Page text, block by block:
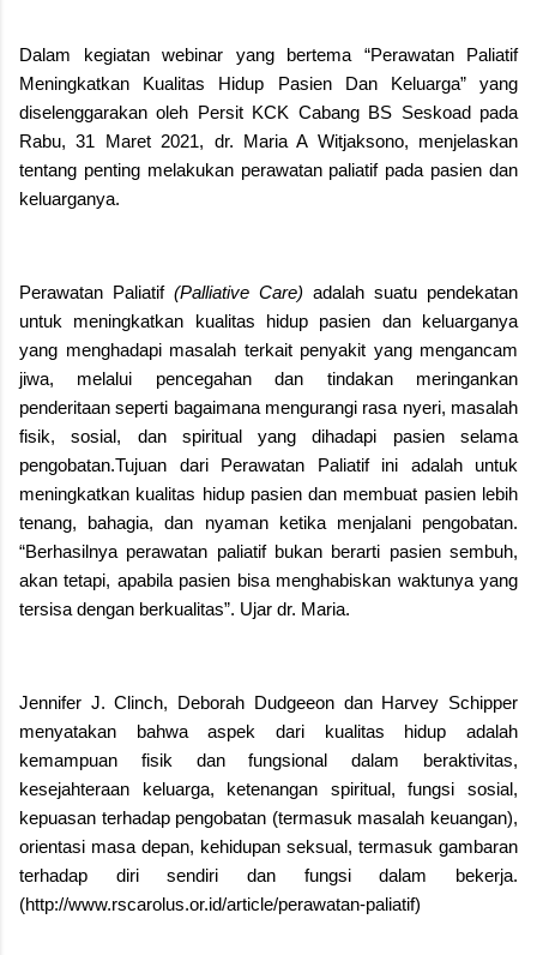
Dalam kegiatan webinar yang bertema “Perawatan Paliatif
Meningkatkan Kualitas Hidup Pasien Dan Keluarga” yang
diselenggarakan oleh Persit KCK Cabang BS Seskoad pada
Rabu, 31 Maret 2021, dr. Maria A Witjaksono, menjelaskan
tentang penting melakukan perawatan paliatif pada pasien dan
keluarganya.
Perawatan Paliatif (Palliative Care) adalah suatu pendekatan
untuk meningkatkan kualitas hidup pasien dan keluarganya
yang menghadapi masalah terkait penyakit yang mengancam
jiwa, melalui pencegahan dan tindakan meringankan
penderitaan seperti bagaimana mengurangi rasa nyeri, masalah
fisik, sosial, dan spiritual yang dihadapi pasien selama
pengobatan.Tujuan dari Perawatan Paliatif ini adalah untuk
meningkatkan kualitas hidup pasien dan membuat pasien lebih
tenang, bahagia, dan nyaman ketika menjalani pengobatan.
“Berhasilnya perawatan paliatif bukan berarti pasien sembuh,
akan tetapi, apabila pasien bisa menghabiskan waktunya yang
tersisa dengan berkualitas”. Ujar dr. Maria.
Jennifer J. Clinch, Deborah Dudgeeon dan Harvey Schipper
menyatakan bahwa aspek dari kualitas hidup adalah
kemampuan fisik dan fungsional dalam beraktivitas,
kesejahteraan keluarga, ketenangan spiritual, fungsi sosial,
kepuasan terhadap pengobatan (termasuk masalah keuangan),
orientasi masa depan, kehidupan seksual, termasuk gambaran
terhadap diri sendiri dan fungsi dalam bekerja.
(http://www.rscarolus.or.id/article/perawatan-paliatif)